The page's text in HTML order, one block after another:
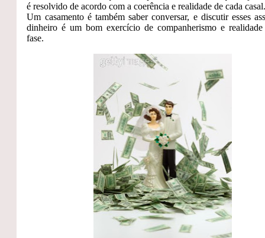
é resolvido de acordo com a coerência e realidade de cada
Um casamento é também saber conversar, e discutir esses
dinheiro é um bom exercício de companherismo e
fase.